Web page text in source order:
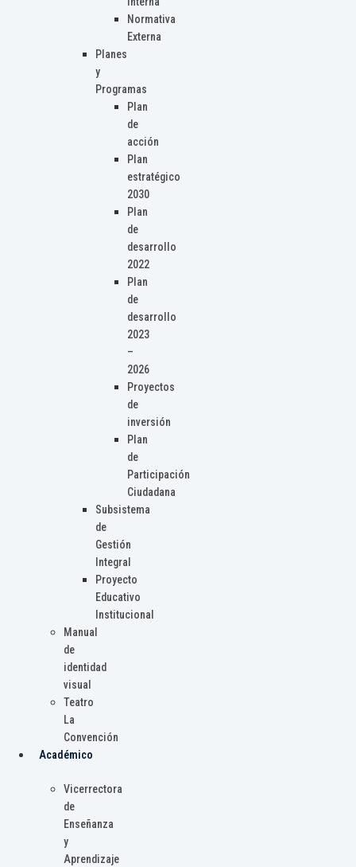
Normativa
Externa
Planes
y
Programas
Plan
de
acción
Plan
estratégico
2030
Plan
de
desarrollo
2022
Plan
de
desarrollo
2023
–
2026
Proyectos
de
inversión
Plan
de
Participación
Ciudadana
Subsistema
de
Gestión
Integral
Proyecto
Educativo
Institucional
Manual
de
identidad
visual
Teatro
La
Convención
Académico
Vicerrectora
de
Enseñanza
y
Aprendizaje